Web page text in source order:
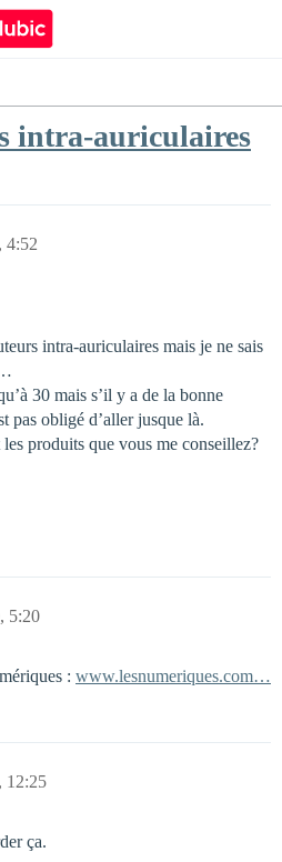
intra-auriculaires
4:52
intra-auriculaires mais je ne sais
30 mais s’il y a de la bonne
pas obligé d’aller jusque là.
produits que vous me conseillez?
5:20
: www.lesnumeriques.com…
12:25
ça.